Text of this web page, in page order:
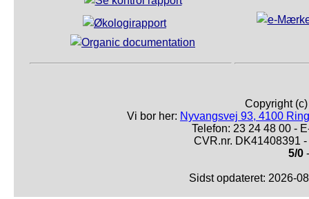
Copyright
Vi bor her: Nyvangsvej 93, 4100
Telefon: 23 24 48 00 -
CVR.nr. DK41408391
5/0
Sidst opdateret: 2026-